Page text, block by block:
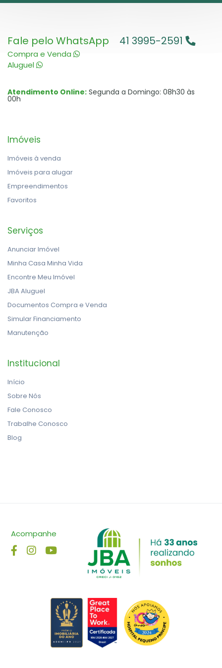
Fale pelo WhatsApp
Compra e Venda
Aluguel
41 3995-2591
Atendimento Online: Segunda a Domingo: 08h30 às
00h
Imóveis
Imóveis à venda
Imóveis para alugar
Empreendimentos
Favoritos
Serviços
Anunciar Imóvel
Minha Casa Minha Vida
Encontre Meu Imóvel
JBA Aluguel
Documentos Compra e Venda
Simular Financiamento
Manutenção
Institucional
Início
Sobre Nós
Fale Conosco
Trabalhe Conosco
Blog
Acompanhe